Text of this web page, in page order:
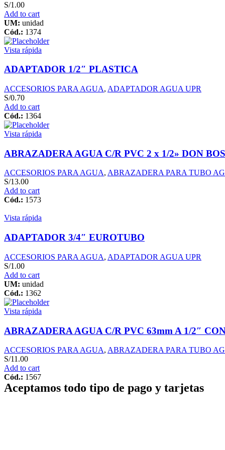
S/1.00
Add to cart
UM: unidad
Cód.: 1374
Vista rápida
ADAPTADOR 1/2″ PLASTICA
ACCESORIOS PARA AGUA, ADAPTADOR AGUA UPR
S/0.70
Add to cart
Cód.: 1364
Vista rápida
ABRAZADERA AGUA C/R PVC 2 x 1/2» DON
ACCESORIOS PARA AGUA, ABRAZADERA PARA TUBO
S/13.00
Add to cart
Cód.: 1573
Vista rápida
ADAPTADOR 3/4″ EUROTUBO
ACCESORIOS PARA AGUA, ADAPTADOR AGUA UPR
S/1.00
Add to cart
UM: unidad
Cód.: 1362
Vista rápida
ABRAZADERA AGUA C/R PVC 63mm A 1/2″
ACCESORIOS PARA AGUA, ABRAZADERA PARA TUBO
S/11.00
Add to cart
Cód.: 1567
Aceptamos todo tipo de pago y tarjetas